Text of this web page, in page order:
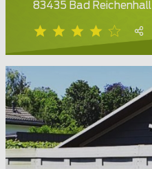
83435 Bad Reichenhall